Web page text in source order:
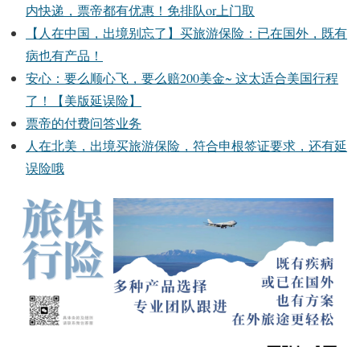
内快递，票帝都有优惠！免排队or上门取
【人在中国，出境别忘了】买旅游保险：已在国外，既有
病也有产品！
安心：要么顺心飞，要么赔200美金~ 这太适合美国行程
了！【美版延误险】
票帝的付费问答业务
人在北美，出境买旅游保险，符合申根签证要求，还有延
误险哦